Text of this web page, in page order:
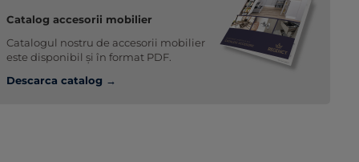
Catalog accesorii mobilier
Catalogul nostru de accesorii mobilier
este disponibil și în format PDF.
Descarca catalog →